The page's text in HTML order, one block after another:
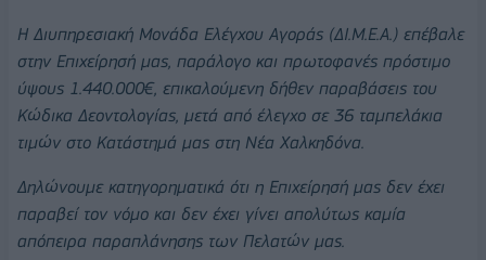
Η Διυπηρεσιακή Μονάδα Ελέγχου Αγοράς (ΔΙ.Μ.Ε.Α.) επέβαλε
στην Επιχείρησή μας, παράλογο και πρωτοφανές πρόστιμο
ύψους 1.440.000€, επικαλούμενη δήθεν παραβάσεις του
Κώδικα Δεοντολογίας, μετά από έλεγχο σε 36 ταμπελάκια
τιμών στο Κατάστημά μας στη Νέα Χαλκηδόνα.
Δηλώνουμε κατηγορηματικά ότι η Επιχείρησή μας δεν έχει
παραβεί τον νόμο και δεν έχει γίνει απολύτως καμία
απόπειρα παραπλάνησης των Πελατών μας.